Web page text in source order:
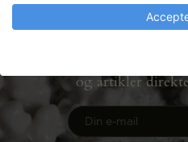
og artikler